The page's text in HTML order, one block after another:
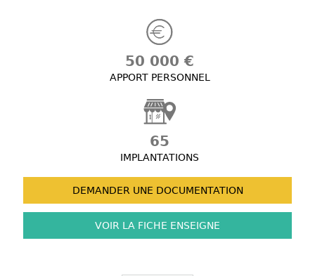
50 000 €
APPORT PERSONNEL
65
IMPLANTATIONS
DEMANDER UNE DOCUMENTATION
VOIR LA FICHE ENSEIGNE